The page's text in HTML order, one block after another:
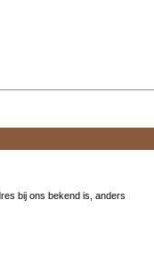
bij ons bekend is, anders